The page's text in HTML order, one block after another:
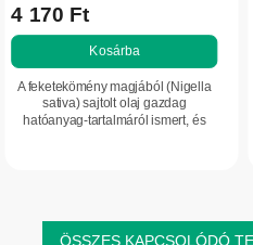
4 170 Ft
Kosárba
A feketekömény magjából (Nigella
sativa) sajtolt olaj gazdag
hatóanyag-tartalmáról ismert, és
ÖSSZES KAPCSOLÓDÓ